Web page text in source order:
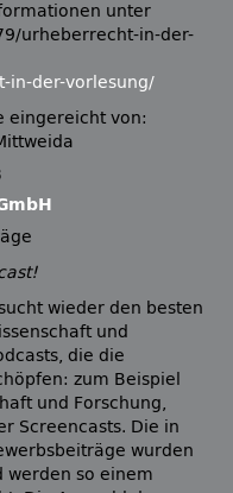
unter
urheberrecht-in-der-
in-der-vorlesung/
eingereicht von:
wieder den besten
und
die die
zum Beispiel
und Forschung,
Screencasts. Die in
wurden
werden so einem